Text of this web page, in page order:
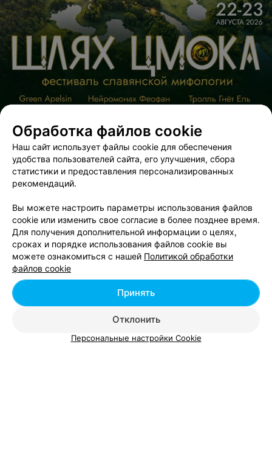
ЭФФЕКТИВНАЯ РЕКЛАМА НА САЙТЕ
Добавить компанию
Добавить специалиста
Обработка файлов cookie
Наш сайт использует файлы cookie для обеспечения
удобства пользователей сайта, его улучшения, сбора
статистики и предоставления персонализированных
рекомендаций.
Вы можете настроить параметры использования файлов
cookie или изменить свое согласие в более позднее время.
Для получения дополнительной информации о целях,
сроках и порядке использования файлов cookie вы
можете ознакомиться с нашей Политикой обработки
файлов cookie
Отклонить
Принять
Персональные настройки Cookie